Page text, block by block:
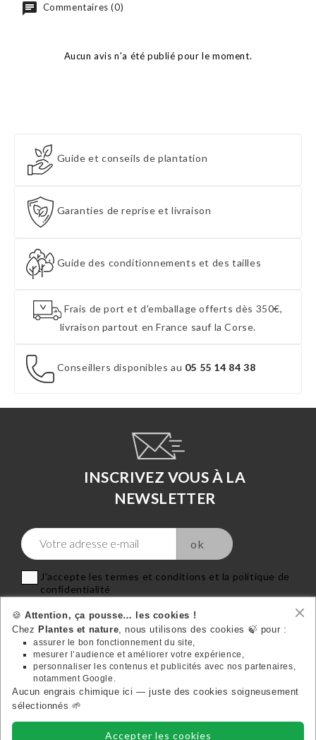
Commentaires (0)
Aucun avis n'a été publié pour le moment.
Guide et conseils de plantation
Garanties de reprise et livraison
Guide des conditionnements et des tailles
Frais de port et d'emballage offerts dès 350€,
livraison partout en France sauf la Corse.
Conseillers disponibles au 05 55 14 84 38
INSCRIVEZ VOUS À LA
NEWSLETTER
J'accepte les termes et conditions et la politique de
confidentialité
VOTRE COMPTE 
🍪Attention, ça pousse… les cookies !
Chez Plantes et nature, nous utilisons des cookies 🍃 pour :
assurer le bon fonctionnement du site,
mesurer l’audience et améliorer votre expérience,
personnaliser les contenus et publicités avec nos partenaires,
notamment Google.
Aucun engrais chimique ici — juste des cookies soigneusement
sélectionnés 🌱
Accepter les cookies